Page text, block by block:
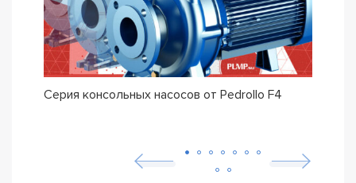
Серия консольных насосов от Pedrollo F4